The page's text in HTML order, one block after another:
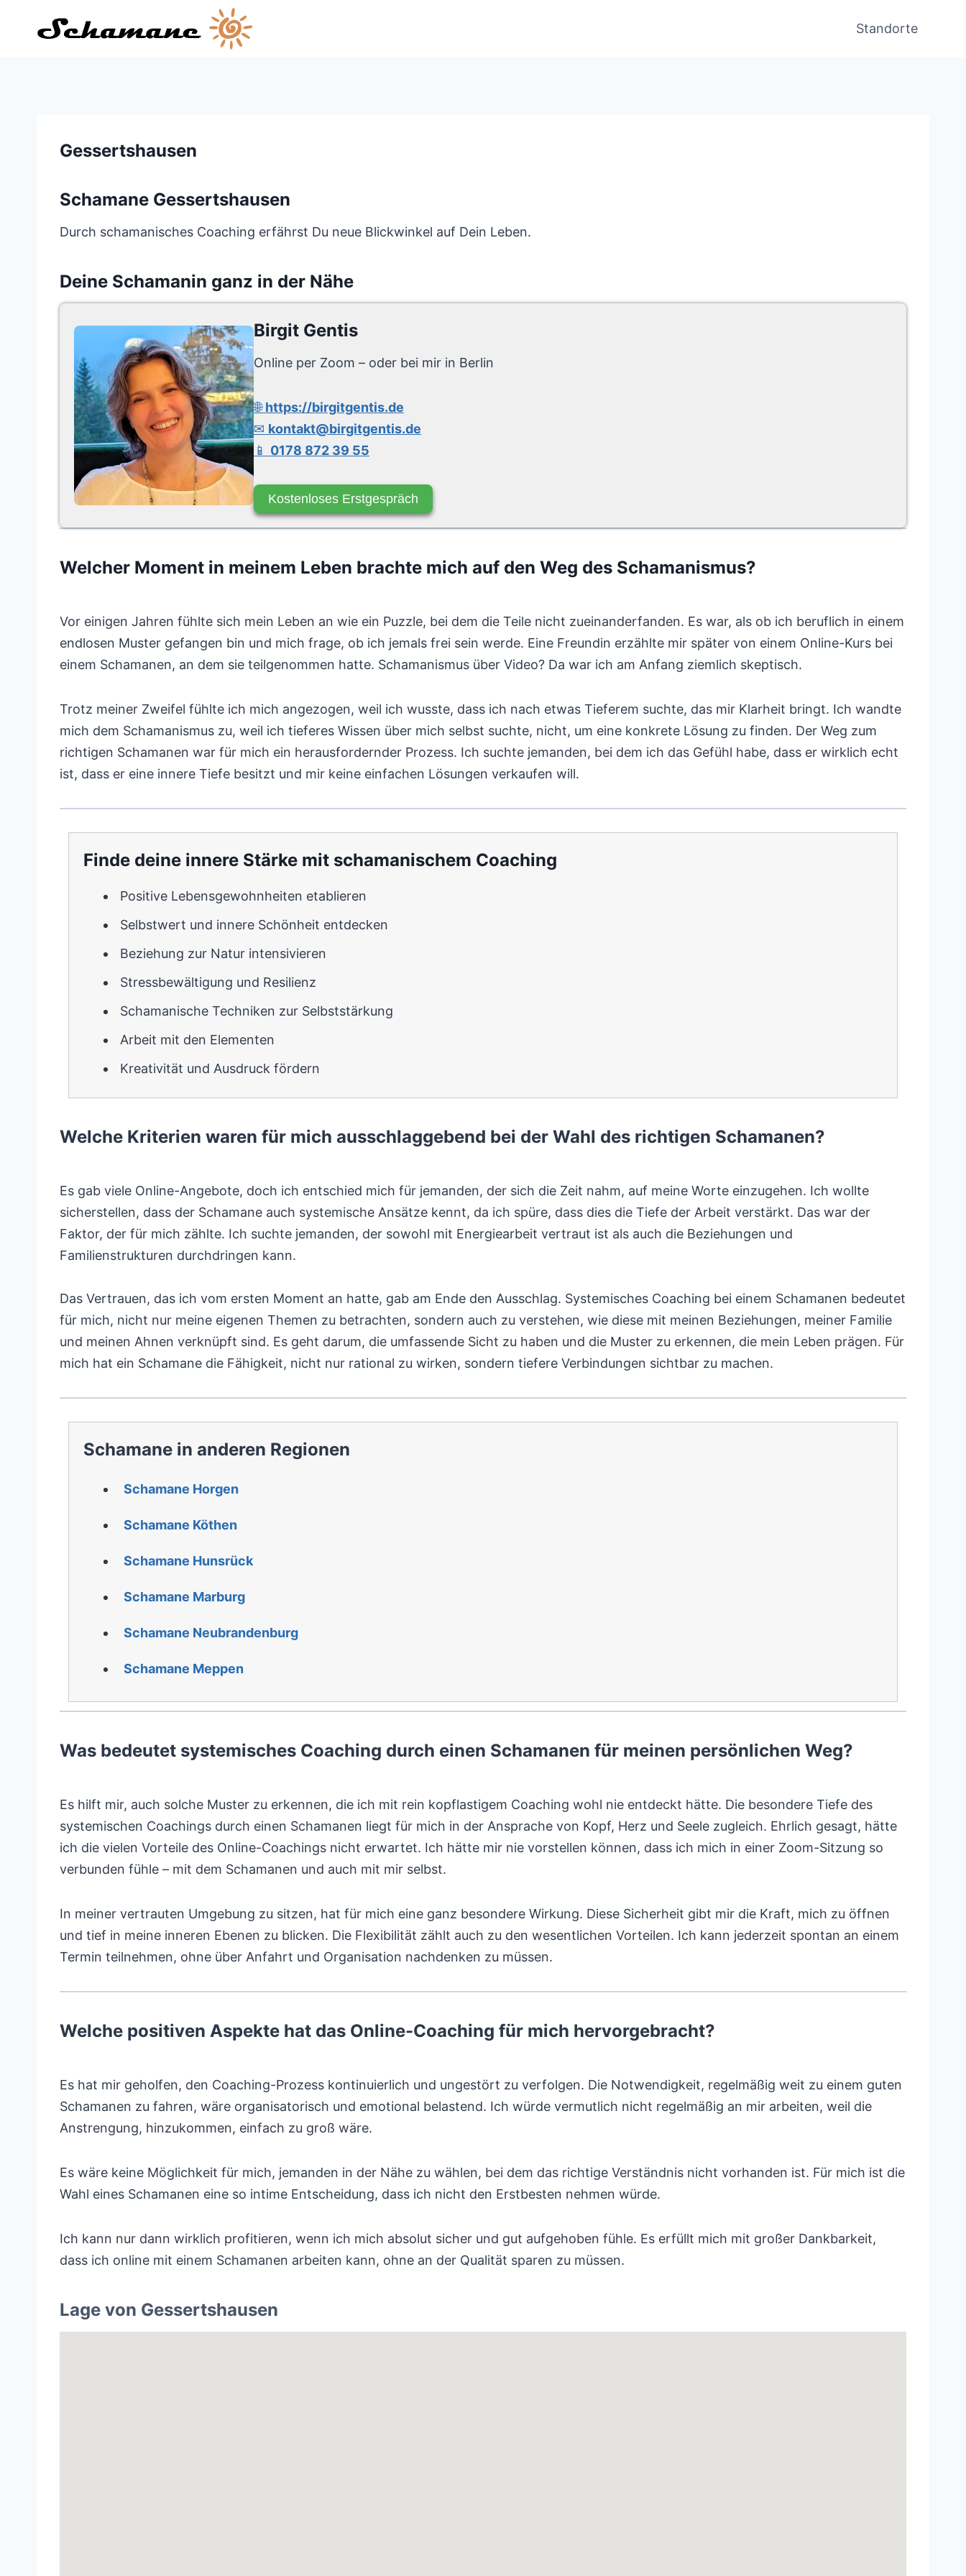
Standorte
Gessertshausen
Schamane Gessertshausen
Durch schamanisches Coaching erfährst Du neue Blickwinkel auf Dein Leben.
Deine Schamanin ganz in der Nähe
Birgit Gentis
Online per Zoom – oder bei mir in Berlin
🌐https://birgitgentis.de
✉ kontakt@birgitgentis.de
📱 0178 872 39 55
Kostenloses Erstgespräch
Welcher Moment in meinem Leben brachte mich auf den Weg des Schamanismus?
Vor einigen Jahren fühlte sich mein Leben an wie ein Puzzle, bei dem die Teile nicht zueinanderfanden. Es war, als ob ich beruflich in einem
endlosen Muster gefangen bin und mich frage, ob ich jemals frei sein werde. Eine Freundin erzählte mir später von einem Online-Kurs bei
einem Schamanen, an dem sie teilgenommen hatte. Schamanismus über Video? Da war ich am Anfang ziemlich skeptisch.
Trotz meiner Zweifel fühlte ich mich angezogen, weil ich wusste, dass ich nach etwas Tieferem suchte, das mir Klarheit bringt. Ich wandte
mich dem Schamanismus zu, weil ich tieferes Wissen über mich selbst suchte, nicht, um eine konkrete Lösung zu finden. Der Weg zum
richtigen Schamanen war für mich ein herausfordernder Prozess. Ich suchte jemanden, bei dem ich das Gefühl habe, dass er wirklich echt
ist, dass er eine innere Tiefe besitzt und mir keine einfachen Lösungen verkaufen will.
Finde deine innere Stärke mit schamanischem Coaching
Positive Lebensgewohnheiten etablieren
Selbstwert und innere Schönheit entdecken
Beziehung zur Natur intensivieren
Stressbewältigung und Resilienz
Schamanische Techniken zur Selbststärkung
Arbeit mit den Elementen
Kreativität und Ausdruck fördern
Welche Kriterien waren für mich ausschlaggebend bei der Wahl des richtigen Schamanen?
Es gab viele Online-Angebote, doch ich entschied mich für jemanden, der sich die Zeit nahm, auf meine Worte einzugehen. Ich wollte
sicherstellen, dass der Schamane auch systemische Ansätze kennt, da ich spüre, dass dies die Tiefe der Arbeit verstärkt. Das war der
Faktor, der für mich zählte. Ich suchte jemanden, der sowohl mit Energiearbeit vertraut ist als auch die Beziehungen und
Familienstrukturen durchdringen kann.
Das Vertrauen, das ich vom ersten Moment an hatte, gab am Ende den Ausschlag. Systemisches Coaching bei einem Schamanen bedeutet
für mich, nicht nur meine eigenen Themen zu betrachten, sondern auch zu verstehen, wie diese mit meinen Beziehungen, meiner Familie
und meinen Ahnen verknüpft sind. Es geht darum, die umfassende Sicht zu haben und die Muster zu erkennen, die mein Leben prägen. Für
mich hat ein Schamane die Fähigkeit, nicht nur rational zu wirken, sondern tiefere Verbindungen sichtbar zu machen.
Schamane in anderen Regionen
Schamane Horgen
Schamane Köthen
Schamane Hunsrück
Schamane Marburg
Schamane Neubrandenburg
Schamane Meppen
Was bedeutet systemisches Coaching durch einen Schamanen für meinen persönlichen Weg?
Es hilft mir, auch solche Muster zu erkennen, die ich mit rein kopflastigem Coaching wohl nie entdeckt hätte. Die besondere Tiefe des
systemischen Coachings durch einen Schamanen liegt für mich in der Ansprache von Kopf, Herz und Seele zugleich. Ehrlich gesagt, hätte
ich die vielen Vorteile des Online-Coachings nicht erwartet. Ich hätte mir nie vorstellen können, dass ich mich in einer Zoom-Sitzung so
verbunden fühle – mit dem Schamanen und auch mit mir selbst.
In meiner vertrauten Umgebung zu sitzen, hat für mich eine ganz besondere Wirkung. Diese Sicherheit gibt mir die Kraft, mich zu öffnen
und tief in meine inneren Ebenen zu blicken. Die Flexibilität zählt auch zu den wesentlichen Vorteilen. Ich kann jederzeit spontan an einem
Termin teilnehmen, ohne über Anfahrt und Organisation nachdenken zu müssen.
Welche positiven Aspekte hat das Online-Coaching für mich hervorgebracht?
Es hat mir geholfen, den Coaching-Prozess kontinuierlich und ungestört zu verfolgen. Die Notwendigkeit, regelmäßig weit zu einem guten
Schamanen zu fahren, wäre organisatorisch und emotional belastend. Ich würde vermutlich nicht regelmäßig an mir arbeiten, weil die
Anstrengung, hinzukommen, einfach zu groß wäre.
Es wäre keine Möglichkeit für mich, jemanden in der Nähe zu wählen, bei dem das richtige Verständnis nicht vorhanden ist. Für mich ist die
Wahl eines Schamanen eine so intime Entscheidung, dass ich nicht den Erstbesten nehmen würde.
Ich kann nur dann wirklich profitieren, wenn ich mich absolut sicher und gut aufgehoben fühle. Es erfüllt mich mit großer Dankbarkeit,
dass ich online mit einem Schamanen arbeiten kann, ohne an der Qualität sparen zu müssen.
Lage von Gessertshausen